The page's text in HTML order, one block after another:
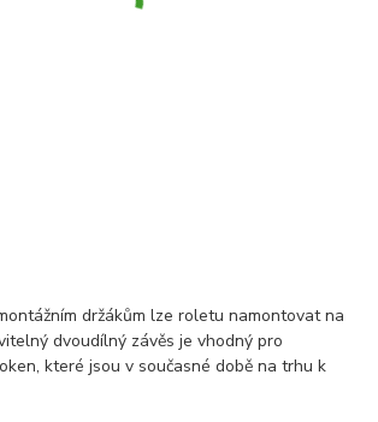
držákům lze roletu namontovat na
dvoudílný závěs je vhodný pro
které jsou v současné době na trhu k